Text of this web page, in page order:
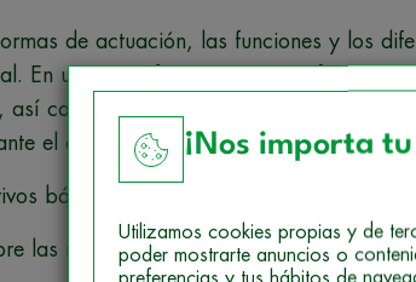
de actuación, las funciones y los
En un
como los cuidados, tipos de
el enfermo en una urgencia psiquiátrica.
básicos de esta formación que se
las necesidades psíquicas y mentales
¡Nos importa
Utilizamos cookies propias y de
poder mostrarte anuncios o
preferencias y tus hábitos de